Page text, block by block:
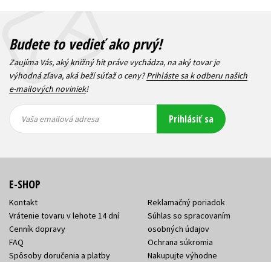
Budete to vedieť ako prvý!
Zaujíma Vás, aký knižný hit práve vychádza, na aký tovar je
výhodná zľava, aká beží súťaž o ceny?Prihláste sa k odberu našich
e-mailových noviniek!
emailová
emailová
Vaša emailová adresa Prihlásiť sa
E-SHOP
Kontakt
Vrátenie tovaru v lehote 14 dní
Cenník dopravy
FAQ
Spôsoby doručenia a platby
Reklamačný poriadok
Súhlas so spracovaním
osobných údajov
Ochrana súkromia
Nakupujte výhodne